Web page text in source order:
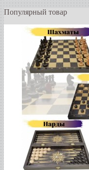
Популярный товар